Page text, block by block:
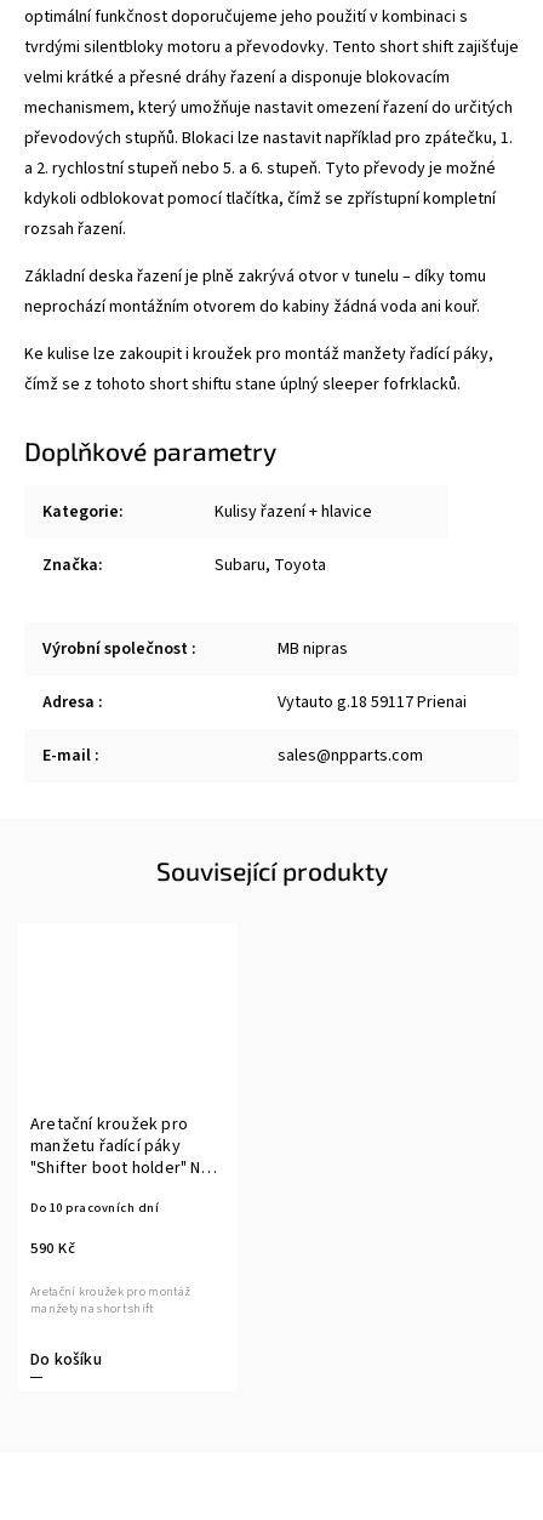
optimální funkčnost doporučujeme jeho použití v kombinaci s
tvrdými silentbloky motoru a převodovky. Tento short shift zajišťuje
velmi krátké a přesné dráhy řazení a disponuje blokovacím
mechanismem, který umožňuje nastavit omezení řazení do určitých
převodových stupňů. Blokaci lze nastavit například pro zpátečku, 1.
a 2. rychlostní stupeň nebo 5. a 6. stupeň. Tyto převody je možné
kdykoli odblokovat pomocí tlačítka, čímž se zpřístupní kompletní
rozsah řazení.
Základní deska řazení je plně zakrývá otvor v tunelu – díky tomu
neprochází montážním otvorem do kabiny žádná voda ani kouř.
Ke kulise lze zakoupit i kroužek pro montáž manžety řadící páky,
čímž se z tohoto short shiftu stane úplný sleeper fofrklacků.
Doplňkové parametry
Kategorie: Kulisy řazení + hlavice
Značka: Subaru, Toyota
Výrobní společnost : MB nipras
Adresa : Vytauto g.18 59117 Prienai
E-mail : sales@npparts.com
Související produkty
Aretační kroužek pro
manžetu řadící páky
"Shifter boot holder" NP
Do 10 pracovních dní
590 Kč
Do košíku
Aretační kroužek pro montáž
manžety na short shift